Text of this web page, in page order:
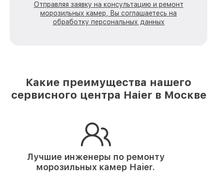
Отправляя заявку на консультацию и ремонт
морозильных камер, Вы соглашаетесь на
обработку персональных данных
Какие преимущества нашего
сервисного центра Haier в Москве
Лучшие инженеры по ремонту
морозильных камер Haier.